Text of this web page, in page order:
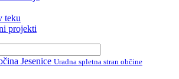
teku
projekti
Jesenice Uradna spletna stran občine